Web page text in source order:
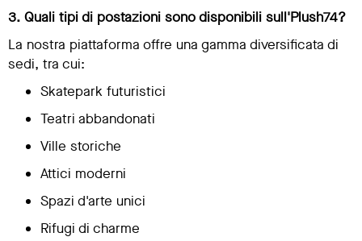
3. Quali tipi di postazioni sono disponibili sull'Plush74?
La nostra piattaforma offre una gamma diversificata di
sedi, tra cui:
Skatepark futuristici
Teatri abbandonati
Ville storiche
Attici moderni
Spazi d'arte unici
Rifugi di charme